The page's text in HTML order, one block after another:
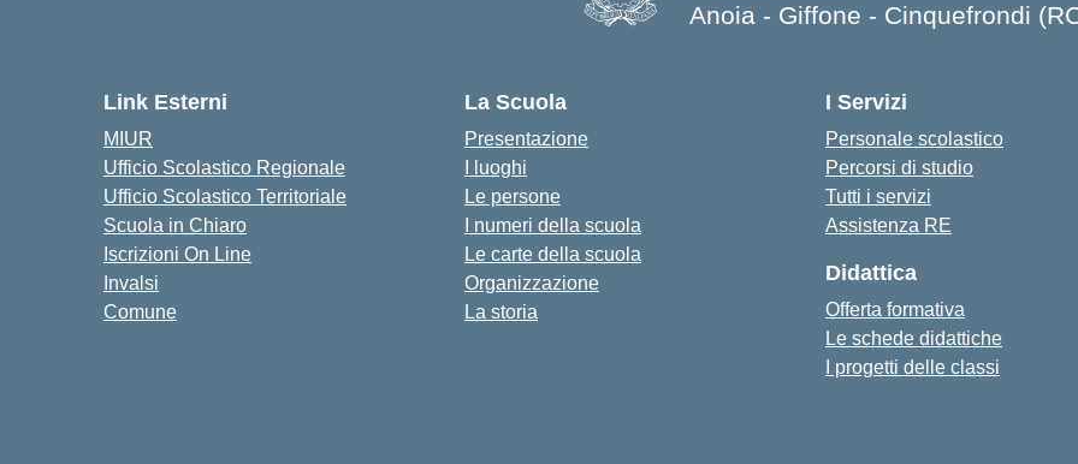
Anoia - Giffone - Cinquefrondi
Link Esterni
MIUR
Ufficio Scolastico Regionale
Ufficio Scolastico Territoriale
Scuola in Chiaro
Iscrizioni On Line
Invalsi
Comune
La Scuola
Presentazione
I luoghi
Le persone
I numeri della scuola
Le carte della scuola
Organizzazione
La storia
I Servizi
Personale scolastico
Percorsi di studio
Tutti i servizi
Assistenza RE
Didattica
Offerta formativa
Le schede didattiche
I progetti delle classi